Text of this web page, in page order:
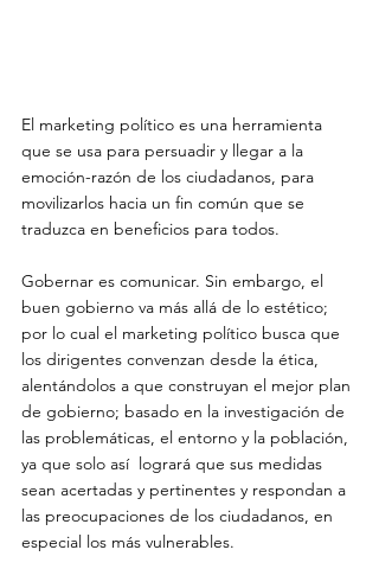
El marketing político es una herramienta
que se usa para persuadir y llegar a la
emoción-razón de los ciudadanos, para
movilizarlos hacia un fin común que se
traduzca en beneficios para todos.
Gobernar es comunicar. Sin embargo, el
buen gobierno va más allá de lo estético;
por lo cual el marketing político busca que
los dirigentes convenzan desde la ética,
alentándolos a que construyan el mejor plan
de gobierno; basado en la investigación de
las problemáticas, el entorno y la población,
ya que solo así  logrará que sus medidas
sean acertadas y pertinentes y respondan a
las preocupaciones de los ciudadanos, en
especial los más vulnerables.